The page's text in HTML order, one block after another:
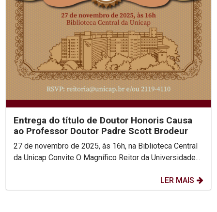
Entrega do título de Doutor Honoris Causa
ao Professor Doutor Padre Scott Brodeur
27 de novembro de 2025, às 16h, na Biblioteca Central
da Unicap Convite O Magnífico Reitor da Universidade...
LER MAIS